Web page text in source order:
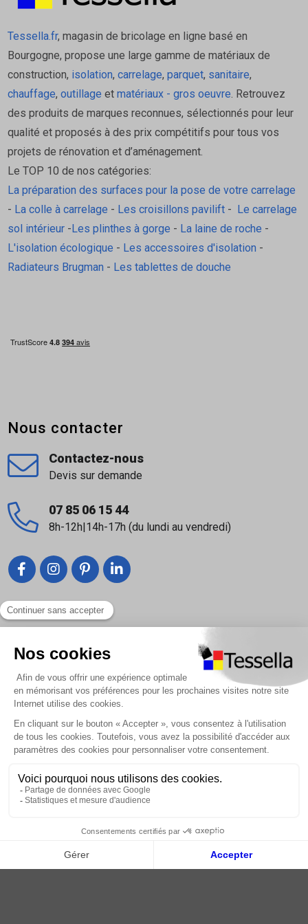
poids structurel.
L’installation nécessite-t-elle un outillage spécifique ?
Non, Efiperl se verse ou se répand manuellement. Aucun
équipement spécifique n’est nécessaire, ce qui facilite la
mise en œuvre.
Est-ce un isolant durable dans le temps ?
Oui, la vermiculite et la perlite sont imputrescibles,
insensibles à l’humidité et ne se tassent pas, garantissant
une isolation stable sur le long terme.
Retrouvez tous les produits de la marque SOPREMA
Tessella.fr, magasin de bricolage en ligne basé en
Bourgogne, propose une large gamme de matériaux de
construction, isolation, carrelage, parquet, sanitaire,
chauffage, outillage et matériaux - gros oeuvre . Retrouvez
des produits de marques reconnues, sélectionnés pour leur
qualité et proposés à des prix compétitifs pour tous vos
projets de rénovation et d’aménagement.
Le TOP 10 de nos catégories:
La préparation des surfaces pour la pose de votre carrelage
- La colle à carrelage - Les croisillons pavilift- Le carrelage
sol intérieur-Les plinthes à gorge - La laine de roche -
L'isolation écologique - Les accessoires d'isolation -
Radiateurs Brugman - Les tablettes de douche
Liens utiles
Nous contacter
À propos
Paiement sécurisé
Livraison | Retour client
Nos tutos
Connexion / Inscription
Nous contacter
Contactez-nous
Devis sur demande
07 85 06 15 44
8h-12h|14h-17h (du lundi au vendredi)
2018 - 2026 © Tessella, Tous droits réservés